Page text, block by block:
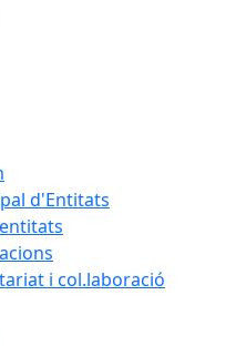
d'Entitats
i col.laboració